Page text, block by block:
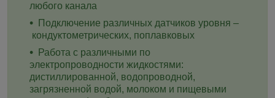
любого канала
Подключение различных датчиков уровня –
кондуктометрических, поплавковых
Работа с различными по
электропроводности жидкостями:
дистиллированной, водопроводной,
загрязненной водой, молоком и пищевыми